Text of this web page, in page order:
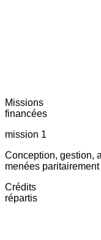
Missions
financées
mission 1
Conception, gestion,
menées paritairement
Crédits
répartis